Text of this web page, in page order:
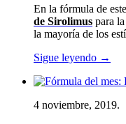
En la fórmula de
de Sirolimus para
la mayoría de los
Sigue leyendo →
4 noviembre, 2019.